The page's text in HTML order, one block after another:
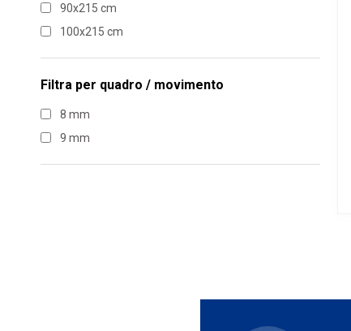
90x215 cm
100x215 cm
Filtra per quadro / movimento
8 mm
9 mm